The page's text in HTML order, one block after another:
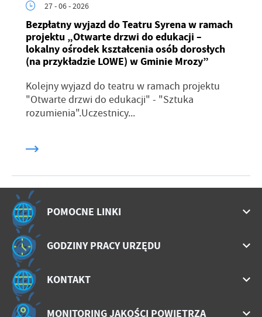
27 - 06 - 2026
Bezpłatny wyjazd do Teatru Syrena w ramach
projektu „Otwarte drzwi do edukacji –
lokalny ośrodek kształcenia osób dorosłych
(na przykładzie LOWE) w Gminie Mrozy”
Kolejny wyjazd do teatru w ramach projektu
"Otwarte drzwi do edukacji" - "Sztuka
rozumienia".Uczestnicy...
POMOCNE LINKI
GODZINY PRACY URZĘDU
KONTAKT
MONITORING JAKOŚCI POWIETRZA